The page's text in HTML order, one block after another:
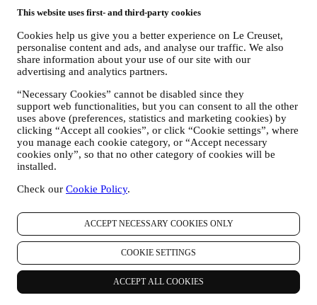
This website uses first- and third-party cookies
Cookies help us give you a better experience on Le Creuset,
personalise content and ads, and analyse our traffic. We also
share information about your use of our site with our
advertising and analytics partners.
“Necessary Cookies” cannot be disabled since they
support web functionalities, but you can consent to all the other
uses above (preferences, statistics and marketing cookies) by
clicking “Accept all cookies”, or click “Cookie settings”, where
you manage each cookie category, or “Accept necessary
cookies only”, so that no other category of cookies will be
installed.
Check our Cookie Policy.
ACCEPT NECESSARY COOKIES ONLY
COOKIE SETTINGS
ACCEPT ALL COOKIES
kan voor u worden geselecteerd of op maat worden gemaakt
op basis van de gegevens die we over u hebben, zoals uw
locatie of uw aankoopgeschiedenis of uw voorkeuren voor
onze producten. Wij zullen uw gegevens gebruiken om uw
interesses beter te begrijpen. Dit stelt ons in staat om onze
interessanter te maken. Er zullen geen andere gevolgen zijn.
Wij verzamelen ook statistieken over het openen van e-mail
en klikgedrag met behulp van de in de sector gangbare
technologieën om ons te helpen onze nieuwsbrieven te
volgen. Deze verwerking is gebaseerd op uw toestemming
om gepersonaliseerde marketingcommunicatie van ons te
ontvangen. De keuze om aan te melden kan worden
uitgeoefend op de plaatsen waar persoonsgegevens worden
verzameld door het juiste selectievakje aan te vinken of, als u
een Le Creuset-account heeft, via het Mijn account-gedeelte
van de Website.Afmelden: U kunt het ontvangen van onze
marketingcommunicatie of updates te allen tijde kosteloos
stopzetten via de methoden die bij de communicatie worden
nieuwsbrief kunt u klikken op de afmeldlink onderaan elke e-
mail). Als u een Le Creuset account hebt, kunt u eenvoudig